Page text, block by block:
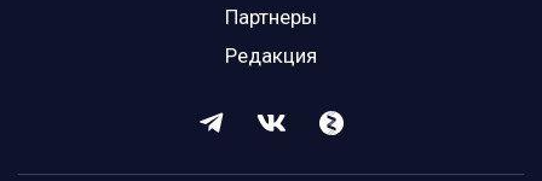
Партнеры
Редакция